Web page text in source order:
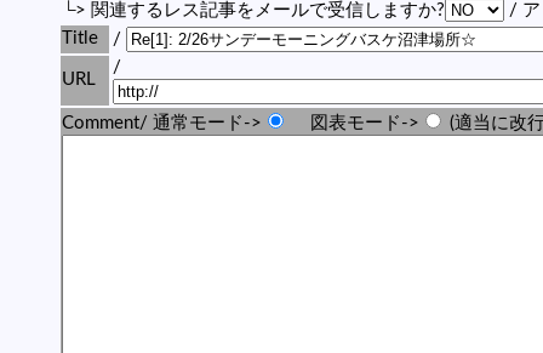
└> 関連するレス記事をメールで受信しますか?
/ ア
Title
/
URL
/
Comment/ 通常モード-> 図表モード-> (適当に改